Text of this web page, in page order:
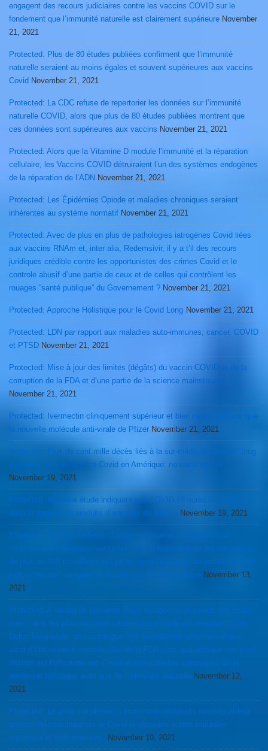
engagent des recours judiciaires contre les vaccins COVID sur le
fondement que l’immunité naturelle est clairement supérieure November
21, 2021
Protected: Plus de 80 études publiées confirment que l’immunité
naturelle seraient au moins égales et souvent supérieures aux vaccins
Covid November 21, 2021
Protected: La CDC refuse de repertorier les données sur l’immunité
naturelle COVID, alors que plus de 80 études publiées montrent que
ces données sont supérieures aux vaccins November 21, 2021
Protected: Alors que la Vitamine D module l’immunité et la réparation
cellulaire, les Vaccins COVID détruiraient l’un des systèmes endogènes
de la réparation de l’ADN November 21, 2021
Protected: Les Épidémies Opiode et maladies chroniques seraient
inhérentes au système normatif November 21, 2021
Protected: Avec de plus en plus de pathologies iatrogènes Covid liées
aux vaccins RNAm et, inter alia, Redemsivir, il y a t’il des recours
juridiques crédible contre les opportunistes des crimes Covid et le
controle abusif d’une partie de ceux et de celles qui contrôlent les
rouages “santé publique” du Governement ? November 21, 2021
Protected: Approche Holistique pour le Covid Long November 21, 2021
Protected: LDN par rapport aux maladies auto-immunes, cancer, COVID
et PTSD November 21, 2021
Protected: Mise à jour des limites (dégâts) du vaccin COVID et de la
corruption de la FDA et d’une partie de la science mainstream
November 21, 2021
Protected: Ivermectin cliniquement supérieur et bien moins onéreux que
la nouvelle molécule anti-virale de Pfizer November 21, 2021
Protected: Plus de cent mille décès liés à la sur-médicalisation et “drug
overdose” lors de la crise Covid en Amérique: nouveau record
November 19, 2021
Protected: Nouvelle étude indiquant que COVID 19 aurait sa source
dans le marché de produits d’animaux de Wuhan November 19, 2021
Protected: La Cour Fédérale d’appel américaine du 5ieme circuit
confirme que l’obligation vaccinale COVID fédérale pour les entreprises
de plus de 100 travailleurs est prima facie illégale et nécessite une “full
judicial review”: exégèse et le point sur le front juridique November 13,
2021
Protected: A l’instar de plusieurs Pays européens, plusieurs des Etats
américains les plus vaccinés cassent les records en infection Covid-
Delta. Meanwhile, un cardiologue très pro-industrie pharmaceutique
vient d’être nommé commissaire de la FDA alors que presque rien n’est
déclaré sur l’efficacité anti-Covid et anti-maladies chroniques de la
médecine holistique ainsi que de l’immunité naturelle November 12,
2021
Protected: Le point sur plusieurs immuno-modulateurs naturels et leur
actions thérapeutique sur le Covid et plusieurs autres maladies
chronique et auto-immunes.
November 10, 2021